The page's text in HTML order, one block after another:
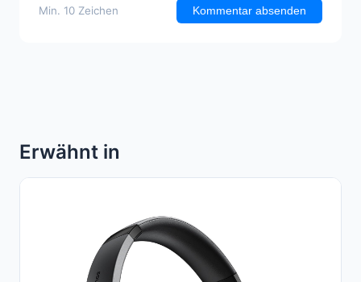
Min. 10 Zeichen Kommentar absenden
Erwähnt in